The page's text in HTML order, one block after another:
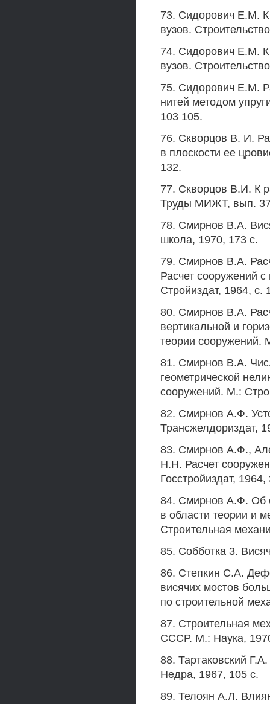
73. Сидорович Е.М. К
вузов.
74. Сидорович Е.М. К
вузов.
75. Сидорович Е.М.
нитей методом
103 105.
76. Скворцов В. И.
в плоскости ее
132.
77. Скворцов В.И. К
Труды МИЖТ, вып.
78. Смирнов В.А.
школа, 1970, 173 с.
79. Смирнов В.А.
Расчет сооружений
Стройиздат, 1964, с.
80. Смирнов В.А.
вертикальной и
теории сооружений.
81. Смирнов В.А.
геометрической
сооружений. М.:
82. Смирнов А.Ф.
Трансжелдориздат,
83. Смирнов А.Ф.,
H.H. Расчет
Госстройиздат, 1964,
84. Смирнов А.Ф. Об
в области теории и
Строительная
85. Собботка 3.
86. Степкин С.А.
висячих мостов
по строительной
87. Строительная
СССР. М.: Наука,
88. Тартаковский
Недра, 1967, 105 с.
89. Телоян А.Л.